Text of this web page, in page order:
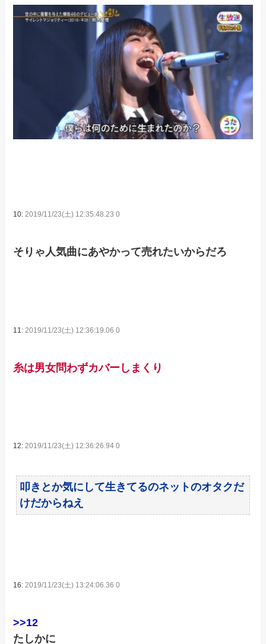
10:2019/11/23(土) 12:35:48.23 0
そりゃ人気曲にあやかって売れたいからだろ
11: 2019/11/23(土) 12:36:19.06 0
糸は男女問わずカバーしまくり
12:2019/11/23(土) 12:36:26.94 0
叩きとか気にして生きてるのネットのオタクだ
けだからねえ
16:2019/11/23(土) 13:24:06.36 0
>>12
たしかに